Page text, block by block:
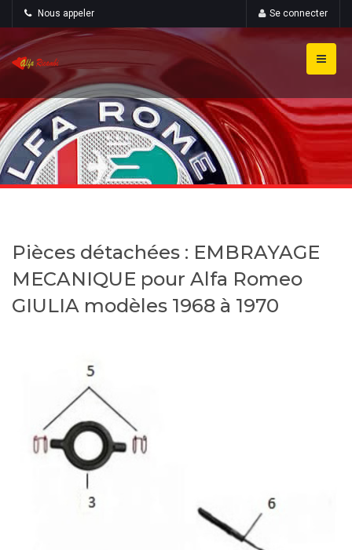
Nous appeler Se connecter
Pièces détachées : EMBRAYAGE
MECANIQUE pour Alfa Romeo
GIULIA modèles 1968 à 1970